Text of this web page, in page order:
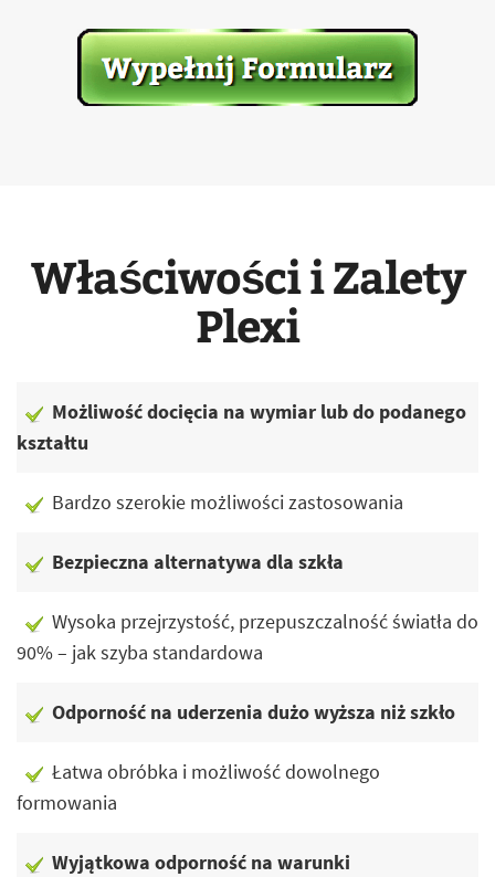
Właściwości i Zalety
Plexi
Możliwość docięcia na wymiar lub do podanego
kształtu
Bardzo szerokie możliwości zastosowania
Bezpieczna alternatywa dla szkła
Wysoka przejrzystość, przepuszczalność światła do
90% – jak szyba standardowa
Odporność na uderzenia dużo wyższa niż szkło
Łatwa obróbka i możliwość dowolnego
formowania
Wyjątkowa odporność na warunki